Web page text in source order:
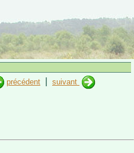
précédent
suivant